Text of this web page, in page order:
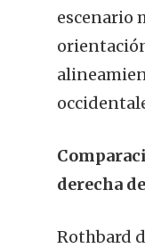
escenario
derecha
Rothbard